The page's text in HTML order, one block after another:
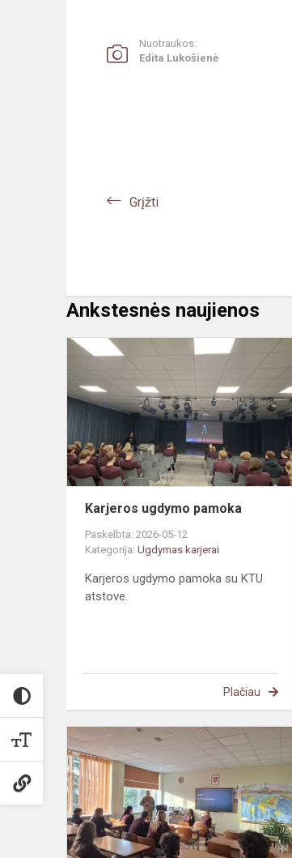
Nuotraukos:
Edita Lukošienė
Grįžti
Ankstesnės naujienos
Karjeros ugdymo pamoka
Paskelbta: 2026-05-12
Kategorija: Ugdymas karjerai
Karjeros ugdymo pamoka su KTU
atstove.
Plačiau